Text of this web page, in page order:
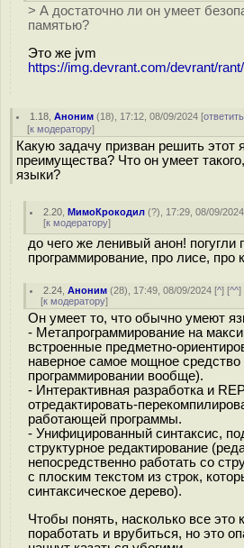
> А достаточно ли он умеет
памятью?
Это же jvm
https://img.devrant.com/devrant/
1.18 ,Аноним (18), 17:12, 08/09/2024 [ответить
[к модератору]
Какую задачу призван решить этот
преимущества? Что он умеет
языки?
2.20 ,МимоКрокодил (?), 17:29, 08/09/
[к модератору]
до чего же ленивый анон!
программирование, про лисе, про
2.24 ,Аноним (28), 17:49, 08/09/2024 [^] [^^]
[к модератору]
Он умеет то, что обычно умеют
- Метапрограммирование на
встроенные предметно-
наверное самое мощное средство
программировании вообще).
- Интерактивная разработка и
отредактировать-
работающей программы.
- Унифицированный синтаксис,
структурное редактирование
непосредственно работать со
c плоским текстом из строк,
синтаксическое дерево).
Чтобы понять, насколько все это
поработать и врубиться, но это